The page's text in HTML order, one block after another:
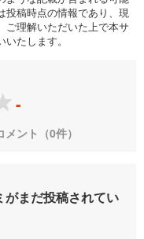
投稿時点の情報であり、現
ご理解いただいた上で本サ
たします。
-
メント（0件）
がまだ投稿されてい